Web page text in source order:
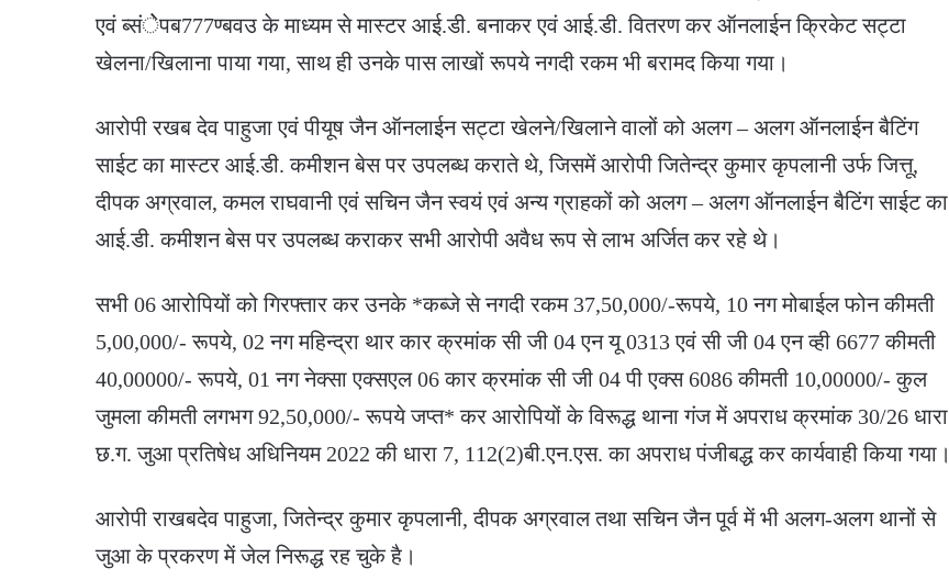
एवं ब्संेेपब777ण्बवउ के माध्यम से मास्टर आई.डी. बनाकर एवं आई.डी. वितरण कर ऑनलाईन क्रिकेट सट्टा
खेलना/खिलाना पाया गया, साथ ही उनके पास लाखों रूपये नगदी रकम भी बरामद किया गया।
आरोपी रखब देव पाहुजा एवं पीयूष जैन ऑनलाईन सट्टा खेलने/खिलाने वालों को अलग – अलग ऑनलाईन बैटिंग
साईट का मास्टर आई.डी. कमीशन बेस पर उपलब्ध कराते थे, जिसमें आरोपी जितेन्द्र कुमार कृपलानी उर्फ जित्तू,
दीपक अग्रवाल, कमल राघवानी एवं सचिन जैन स्वयं एवं अन्य ग्राहकों को अलग – अलग ऑनलाईन बैटिंग साईट का
आई.डी. कमीशन बेस पर उपलब्ध कराकर सभी आरोपी अवैध रूप से लाभ अर्जित कर रहे थे।
सभी 06 आरोपियों को गिरफ्तार कर उनके *कब्जे से नगदी रकम 37,50,000/-रूपये, 10 नग मोबाईल फोन कीमती
5,00,000/- रूपये, 02 नग महिन्द्रा थार कार क्रमांक सी जी 04 एन यू 0313 एवं सी जी 04 एन व्ही 6677 कीमती
40,00000/- रूपये, 01 नग नेक्सा एक्सएल 06 कार क्रमांक सी जी 04 पी एक्स 6086 कीमती 10,00000/- कुल
जुमला कीमती लगभग 92,50,000/- रूपये जप्त* कर आरोपियों के विरूद्ध थाना गंज में अपराध क्रमांक 30/26 धारा
छ.ग. जुआ प्रतिषेध अधिनियम 2022 की धारा 7, 112(2)बी.एन.एस. का अपराध पंजीबद्ध कर कार्यवाही किया गया।
आरोपी राखबदेव पाहुजा, जितेन्द्र कुमार कृपलानी, दीपक अग्रवाल तथा सचिन जैन पूर्व में भी अलग-अलग थानों से
जुआ के प्रकरण में जेल निरूद्ध रह चुके है।